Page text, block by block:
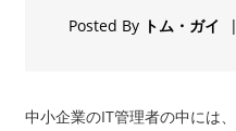
Posted By トム・ガイ |
中小企業のIT管理者の中には